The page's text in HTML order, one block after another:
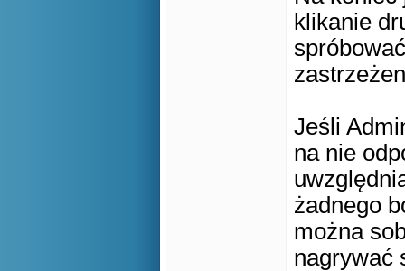
klikanie
Jeśli
na nie
żadnego
można
nagrywać